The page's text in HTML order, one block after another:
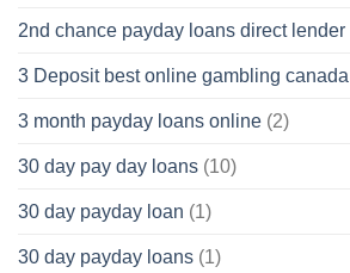
2nd chance payday loans direct lender
3 Deposit best online gambling canada
3 month payday loans online (2)
30 day pay day loans (10)
30 day payday loan (1)
30 day payday loans (1)